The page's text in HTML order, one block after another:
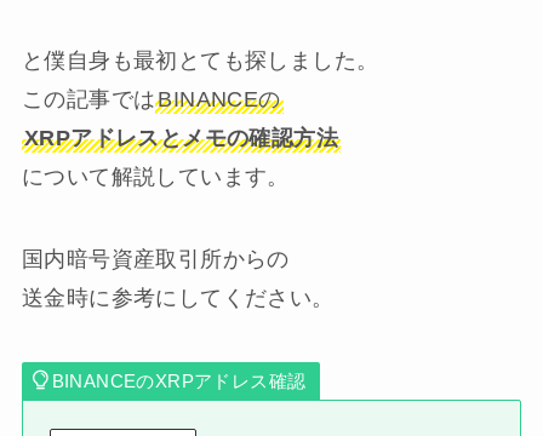
と僕自身も最初とても探しました。
この記事ではBINANCEの
XRPアドレスとメモの確認方法
について解説しています。
国内暗号資産取引所からの
送金時に参考にしてください。
BINANCEのXRPアドレス確認